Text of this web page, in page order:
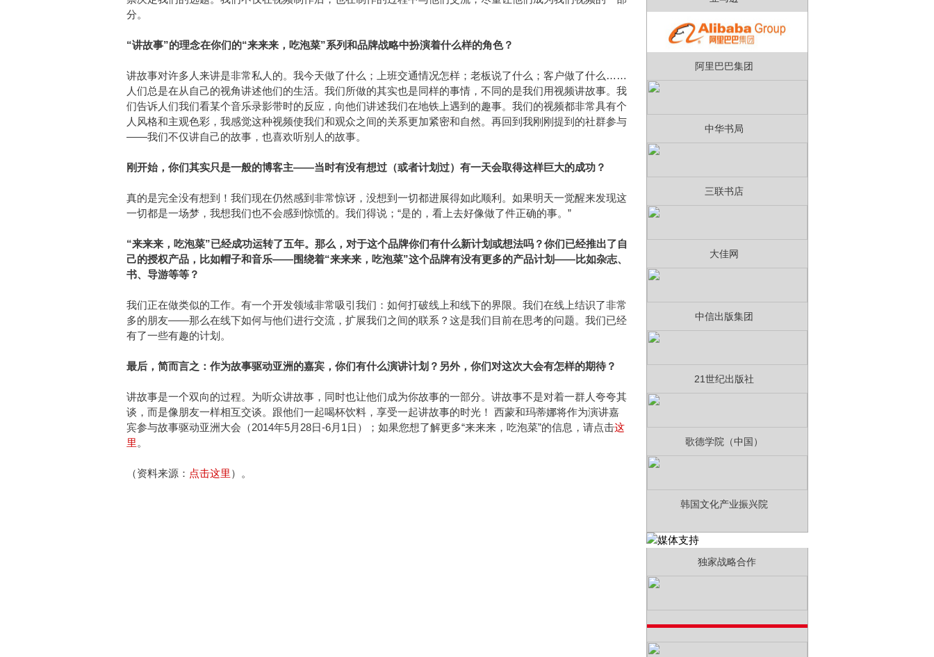
分。
“讲故事”的理念在你们的“来来来，吃泡菜”系列和品牌战略中扮演着什么样的角色？
讲故事对许多人来讲是非常私人的。我今天做了什么；上班交通情况怎样；老板说了什么；客户做了什么……
人们总是在从自己的视角讲述他们的生活。我们所做的其实也是同样的事情，不同的是我们用视频讲故事。我
们告诉人们我们看某个音乐录影带时的反应，向他们讲述我们在地铁上遇到的趣事。我们的视频都非常具有个
人风格和主观色彩，我感觉这种视频使我们和观众之间的关系更加紧密和自然。再回到我刚刚提到的社群参与
——我们不仅讲自己的故事，也喜欢听别人的故事。
刚开始，你们其实只是一般的博客主——当时有没有想过（或者计划过）有一天会取得这样巨大的成功？
真的是完全没有想到！我们现在仍然感到非常惊讶，没想到一切都进展得如此顺利。如果明天一觉醒来发现这
一切都是一场梦，我想我们也不会感到惊慌的。我们得说；“是的，看上去好像做了件正确的事。”
“来来来，吃泡菜”已经成功运转了五年。那么，对于这个品牌你们有什么新计划或想法吗？你们已经推出了自
己的授权产品，比如帽子和音乐——围绕着“来来来，吃泡菜”这个品牌有没有更多的产品计划——比如杂志、
书、导游等等？
我们正在做类似的工作。有一个开发领域非常吸引我们：如何打破线上和线下的界限。我们在线上结识了非常
多的朋友——那么在线下如何与他们进行交流，扩展我们之间的联系？这是我们目前在思考的问题。我们已经
有了一些有趣的计划。
最后，简而言之：作为故事驱动亚洲的嘉宾，你们有什么演讲计划？另外，你们对这次大会有怎样的期待？
讲故事是一个双向的过程。为听众讲故事，同时也让他们成为你故事的一部分。讲故事不是对着一群人夸夸其
谈，而是像朋友一样相互交谈。跟他们一起喝杯饮料，享受一起讲故事的时光！ 西蒙和玛蒂娜将作为演讲嘉
宾参与故事驱动亚洲大会（2014年5月28日-6月1日）；如果您想了解更多“来来来，吃泡菜”的信息，请点击这
里 。
（资料来源： 点击这里 ）。
阿里巴巴集团
中华书局
三联书店
大佳网
中信出版集团
21世纪出版社
歌德学院（中国）
韩国文化产业振兴院
独家战略合作